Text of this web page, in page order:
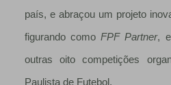
país, e abraçou um projeto
figurando comoFPF Partner,
outras oito competições
Paulista de Futebol.